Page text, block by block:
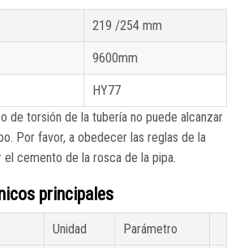
219 /254 mm
9600mm
HY77
de torsión de la tubería no puede alcanzar
Por favor, a obedecer las reglas de la
cemento de la rosca de la pipa.
principales
Unidad Parámetro